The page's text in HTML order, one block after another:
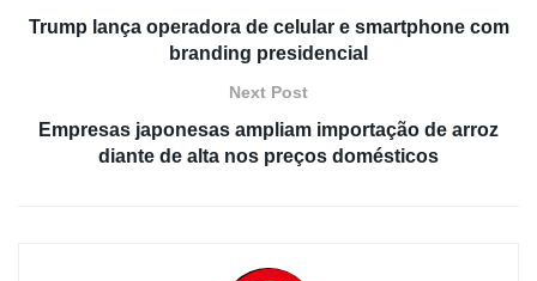
Trump lança operadora de celular e smartphone com
branding presidencial
Next Post
Empresas japonesas ampliam importação de arroz
diante de alta nos preços domésticos